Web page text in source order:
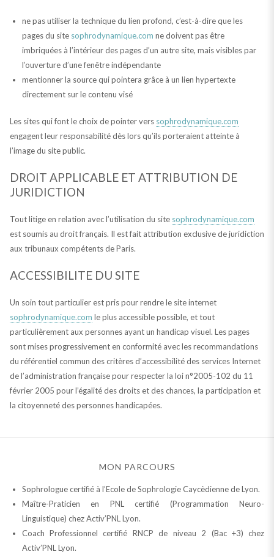
ne pas utiliser la technique du lien profond, c’est-à-dire que les
pages du site sophrodynamique.com ne doivent pas être
imbriquées à l’intérieur des pages d’un autre site, mais visibles par
l’ouverture d’une fenêtre indépendante
mentionner la source qui pointera grâce à un lien hypertexte
directement sur le contenu visé
Les sites qui font le choix de pointer vers sophrodynamique.com
engagent leur responsabilité dès lors qu’ils porteraient atteinte à
l’image du site public.
DROIT APPLICABLE ET ATTRIBUTION DE
JURIDICTION
Tout litige en relation avec l’utilisation du site sophrodynamique.com
est soumis au droit français. Il est fait attribution exclusive de juridiction
aux tribunaux compétents de Paris.
ACCESSIBILITE DU SITE
Un soin tout particulier est pris pour rendre le site internet
sophrodynamique.com le plus accessible possible, et tout
particulièrement aux personnes ayant un handicap visuel. Les pages
sont mises progressivement en conformité avec les recommandations
du référentiel commun des critères d’accessibilité des services Internet
de l’administration française pour respecter la loi n°2005-102 du 11
février 2005 pour l’égalité des droits et des chances, la participation et
la citoyenneté des personnes handicapées.
MON PARCOURS
Sophrologue certifié à l’Ecole de Sophrologie Caycèdienne de Lyon.
Maître-Praticien en PNL certifié (Programmation Neuro-
Linguistique) chez Activ’PNL Lyon.
Coach Professionnel certifié RNCP de niveau 2 (Bac +3) chez
Activ’PNL Lyon.